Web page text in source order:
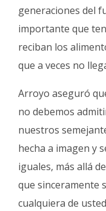
generaciones del
importante que
reciban los
que a veces no
Arroyo aseguró
no debemos
nuestros
hecha a imagen y
iguales, más allá
que sinceramente
cualquiera de